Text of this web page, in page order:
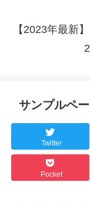
【2023年最新
サンプルペ
Twitter
Pocket